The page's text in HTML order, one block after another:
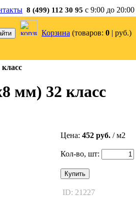
8 (499) 112 30 95 с 9:00 до 20:00
Корзина (товаров: 0 | руб.)
мм) 32 класс
Цена: 452 руб. / м2
Кол-во, шт:
Купить
ID: 21227